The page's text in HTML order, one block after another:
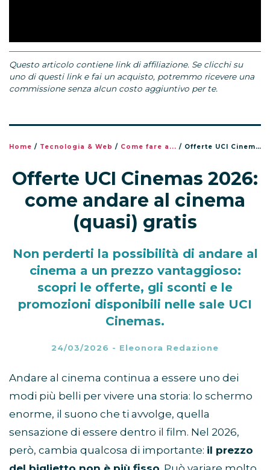
Questo articolo contiene link di affiliazione. Se clicchi su
uno di questi link e fai un acquisto, potremmo ricevere una
commissione senza alcun costo aggiuntivo per te.
Home / Tecnologia & Web / Come fare a... / Offerte UCI Cinemas 2026: come andare al cinema (quasi) gratis
Offerte UCI Cinemas 2026:
come andare al cinema
(quasi) gratis
Non perderti la possibilità di andare al
cinema a un prezzo vantaggioso:
scopri le offerte, gli sconti e le
promozioni disponibili nelle sale UCI
Cinemas.
24/03/2026 - Eleonora Redazione
Andare al cinema continua a essere uno dei
modi più belli per vivere una storia: lo schermo
enorme, il suono che ti avvolge, quella
sensazione di essere dentro il film. Nel 2026,
però, cambia qualcosa di importante: il prezzo